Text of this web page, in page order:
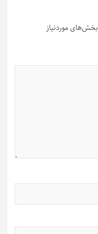
بخش‌های موردنیاز